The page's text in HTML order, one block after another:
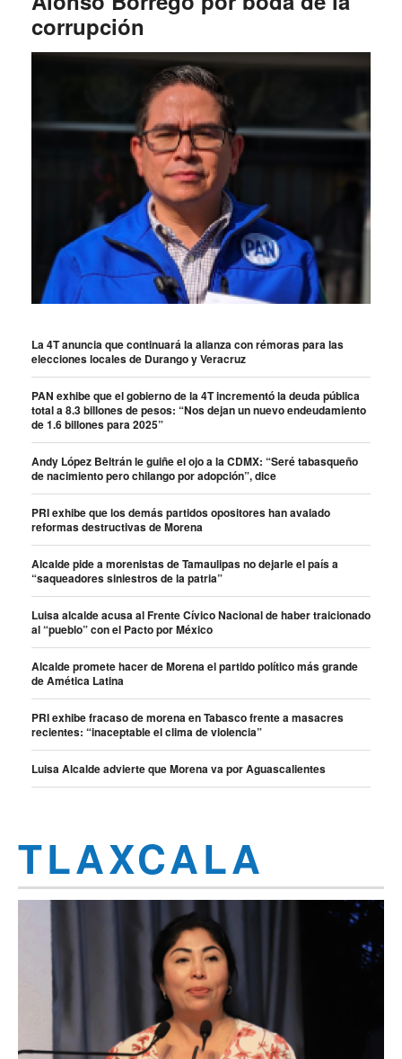
corrupción
La 4T anuncia que continuará la alianza con rémoras para las
elecciones locales de Durango y Veracruz
PAN exhibe que el gobierno de la 4T incrementó la deuda pública
total a 8.3 billones de pesos: “Nos dejan un nuevo endeudamiento
de 1.6 billones para 2025”
Andy López Beltrán le guiñe el ojo a la CDMX: “Seré tabasqueño
de nacimiento pero chilango por adopción”, dice
PRI exhibe que los demás partidos opositores han avalado
reformas destructivas de Morena
Alcalde pide a morenistas de Tamaulipas no dejarle el país a
“saqueadores siniestros de la patria”
Luisa alcalde acusa al Frente Cívico Nacional de haber traicionado
al “pueblo” con el Pacto por México
Alcalde promete hacer de Morena el partido político más grande
de Amética Latina
PRI exhibe fracaso de morena en Tabasco frente a masacres
recientes: “inaceptable el clima de violencia”
Luisa Alcalde advierte que Morena va por Aguascalientes
TLAXCALA